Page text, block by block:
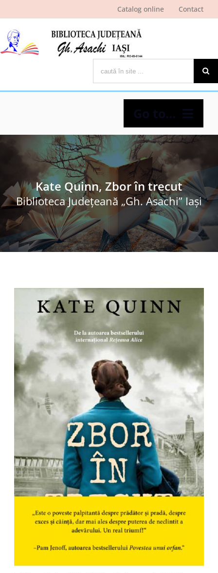
Catalog online Contact
Go to...
Despre bibliotecă
Pagina cititorului
Ştiri şi evenimente
Programe şi proiecte
Kate Quinn, Zbor în trecut
Biblioteca Judeţeană „Gh. Asachi” Iaşi